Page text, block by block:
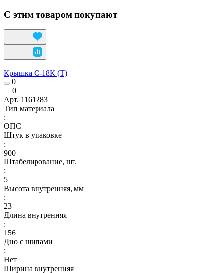
С этим товаром покупают
Крышка С-18К (Т)
0
0
Арт. 1161283
Тип материала
:
ОПС
Штук в упаковке
:
900
Штабелирование, шт.
:
5
Высота внутренняя, мм
:
23
Длина внутренняя
:
156
Дно с шипами
:
Нет
Ширина внутренняя